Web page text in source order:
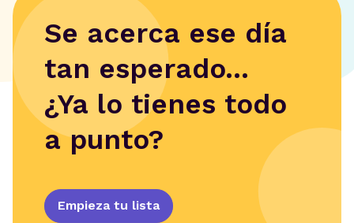
Se acerca ese día
tan esperado...
¿Ya lo tienes todo
a punto?
Empieza tu lista